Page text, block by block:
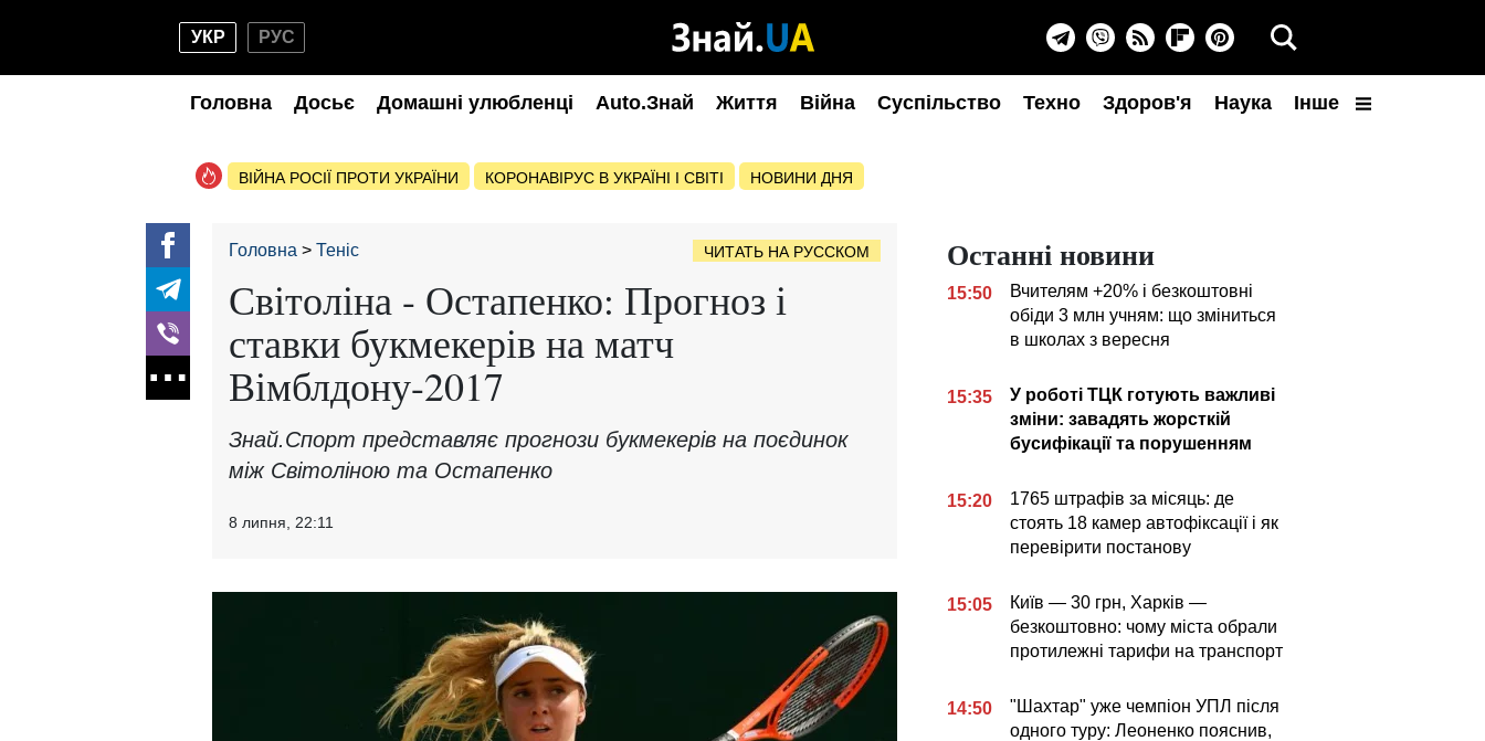
УКР РУС
Головна Досьє Домашні улюбленці Auto.Знай Життя Війна Суспільство Техно Здоров'я Наука Інше
ВІЙНА РОСІЇ ПРОТИ УКРАЇНИ КОРОНАВІРУС В УКРАЇНІ І СВІТІ НОВИНИ ДНЯ
Головна Теніс ЧИТАТЬ НА РУССКОМ
Світоліна - Остапенко: Прогноз і
ставки букмекерів на матч
Вімблдону-2017
Знай.Спорт представляє прогнози букмекерів на поєдинок
між Світоліною та Остапенко
8 липня, 22:11
Останні новини
15:50
Вчителям +20% і безкоштовні
обіди 3 млн учням: що зміниться
в школах з вересня
15:35
У роботі ТЦК готують важливі
зміни: завадять жорсткій
бусифікації та порушенням
15:20
1765 штрафів за місяць: де
стоять 18 камер автофіксації і як
перевірити постанову
15:05
Київ — 30 грн, Харків —
безкоштовно: чому міста обрали
протилежні тарифи на транспорт
14:50
"Шахтар" уже чемпіон УПЛ після
одного туру: Леоненко пояснив,